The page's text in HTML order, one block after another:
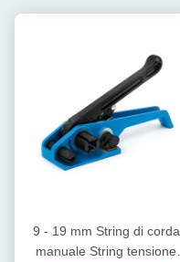
9 - 19 mm String di corda
manuale String tensione